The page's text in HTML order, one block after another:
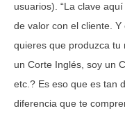
usuarios). “La clave
de valor con el cliente.
quieres que produzca tu
un Corte Inglés, soy un
etc.? Es eso que es tan
diferencia que te